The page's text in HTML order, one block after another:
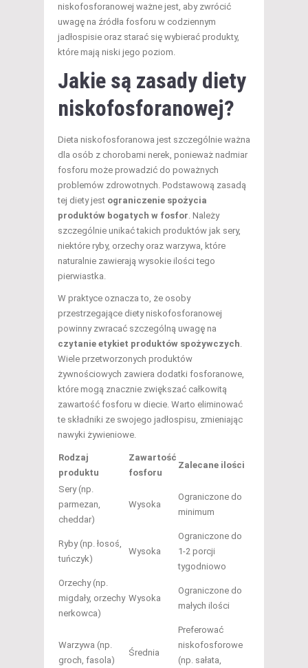
niskofosforanowej ważne jest, aby zwrócić
uwagę na źródła fosforu w codziennym
jadłospisie oraz starać się wybierać produkty,
które mają niski jego poziom.
Jakie są zasady diety
niskofosforanowej?
Dieta niskofosforanowa jest szczególnie ważna
dla osób z chorobami nerek, ponieważ nadmiar
fosforu może prowadzić do poważnych
problemów zdrowotnych. Podstawową zasadą
tej diety jest ograniczenie spożycia
produktów bogatych w fosfor . Należy
szczególnie unikać takich produktów jak sery,
niektóre ryby, orzechy oraz warzywa, które
naturalnie zawierają wysokie ilości tego
pierwiastka.
W praktyce oznacza to, że osoby
przestrzegające diety niskofosforanowej
powinny zwracać szczególną uwagę na
czytanie etykiet produktów spożywczych
Wiele przetworzonych produktów
żywnościowych zawiera dodatki fosforanowe,
które mogą znacznie zwiększać całkowitą
zawartość fosforu w diecie. Warto eliminować
te składniki ze swojego jadłospisu, zmieniając
nawyki żywieniowe.
Rodzaj
produktu
Zawartość
fosforu
Zalecane ilości
Sery (np.
parmezan,
cheddar)
Wysoka
Ograniczone do
minimum
Ryby (np. łosoś,
tuńczyk)
Wysoka
Ograniczone do
1-2 porcji
tygodniowo
Orzechy (np.
migdały, orzechy
nerkowca)
Wysoka
Ograniczone do
małych ilości
Warzywa (np.
groch, fasola)
Średnia
Preferować
niskofosforowe
(np. sałata,